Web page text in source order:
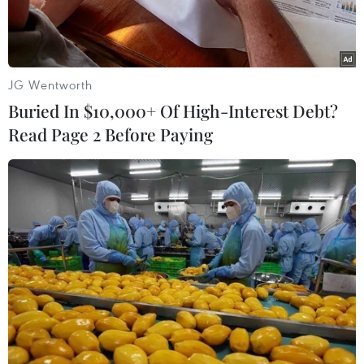
Màn diễu hành diễn ra với không khí sôi động, các tiết mục
múa lân dọc theo con phố, cùng những màn thổi kèn, múa lân
cùng những màn diễu hành bánh bao hoành tráng trên đường
phố. (Nguồn: Mạc Luyện/Vietnam+)
JG Wentworth
Buried In $10,000+ Of High-Interest Debt?
Read Page 2 Before Paying